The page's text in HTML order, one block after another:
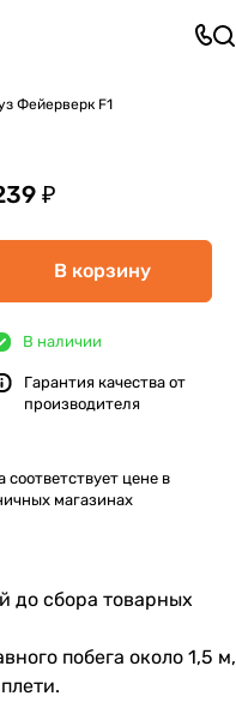
Фейерверк F1
₽
В корзину
В наличии
Гарантия качества от
производителя
соответствует цене в
магазинах
до сбора товарных
побега около 1,5 м,